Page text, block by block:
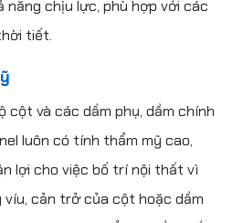
năng chịu lực, phù hợp với các
tiết.
và các dầm phụ, dầm chính
luôn có tính thẩm mỹ cao,
lợi cho việc bố trí nội thất vì
cản trở của cột hoặc dầm